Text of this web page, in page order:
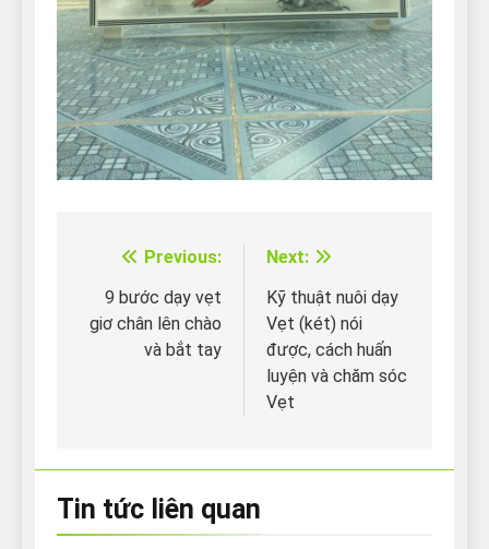
Điều
hướng
bài
Previous:
9 bước dạy vẹt
giơ chân lên chào
và bắt tay
Next:
Kỹ thuật nuôi dạy
Vẹt (két) nói
được, cách huấn
luyện và chăm sóc
Vẹt
Tin tức liên quan